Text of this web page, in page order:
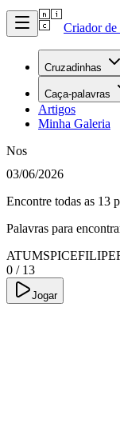
Criador de
Cruzadinhas
Caça-palavras
Artigos
Minha Galeria
Nos
03/06/2026
Encontre todas as 13
Palavras para
ATUMSPICE
0 / 13
Jogar